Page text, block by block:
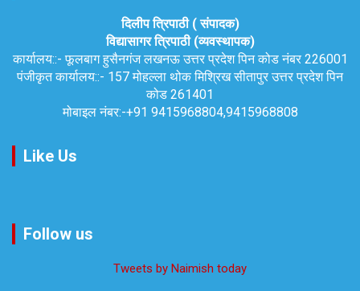
दिलीप त्रिपाठी ( संपादक)
विद्यासागर त्रिपाठी (व्यवस्थापक)
कार्यालय::-फूलबाग हुसैनगंज लखनऊ उत्तर प्रदेश पिन कोड नंबर 226001
पंजीकृत कार्यालय::- 157 मोहल्ला थोक मिश्रिख सीतापुर उत्तर प्रदेश पिन
कोड 261401
मोबाइल नंबर:-+91 9415968804,9415968808
Like Us
Follow us
Tweets by Naimish today